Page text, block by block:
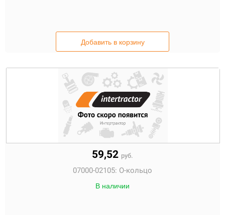
Добавить в корзину
59,52 руб.
07000-02105: О-кольцо
В наличии